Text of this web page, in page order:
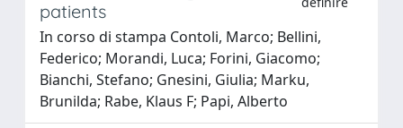
patients
In corso di stampa Contoli, Marco; Bellini,
Federico; Morandi, Luca; Forini, Giacomo;
Bianchi, Stefano; Gnesini, Giulia; Marku,
Brunilda; Rabe, Klaus F; Papi, Alberto